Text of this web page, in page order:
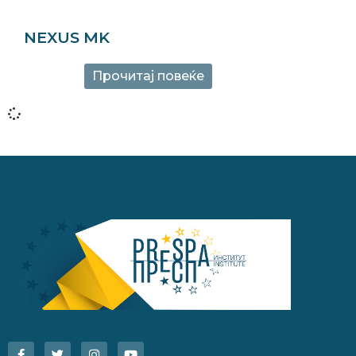
NEXUS MK
Прочитај повеќе